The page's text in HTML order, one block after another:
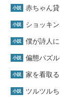
小説 赤ちゃん
小説 ショッキ
小説 僕が詩人
小説 偏態パズ
小説 家を看取
小説 ツルツル